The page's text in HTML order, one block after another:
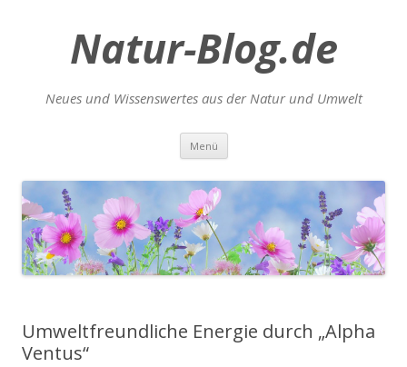
Natur-Blog.de
Neues und Wissenswertes aus der Natur und Umwelt
Menü Zum
springen
Umweltfreundliche Energie durch „Alpha
Ventus“